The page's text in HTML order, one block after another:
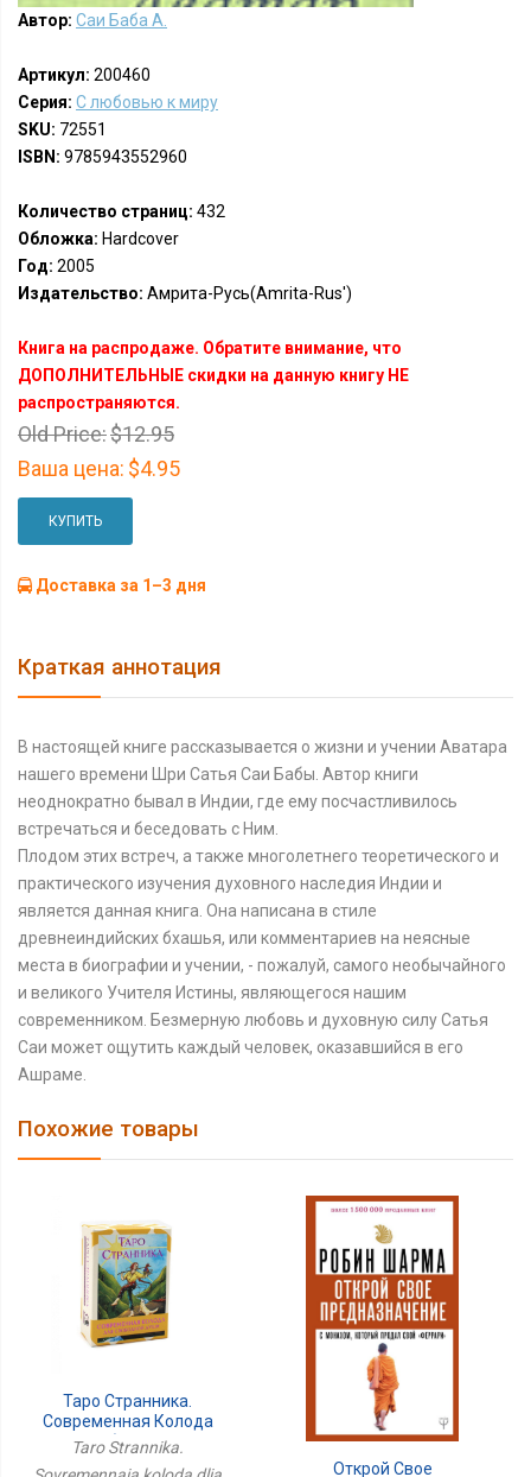
Автор: Саи Баба А.
Артикул: 200460
Серия: С любовью к миру
SKU: 72551
ISBN: 9785943552960
Количество страниц: 432
Обложка: Hardcover
Год: 2005
Издательство: Амрита-Русь(Amrita-Rus')
Книга на распродаже. Обратите внимание, что
ДОПОЛНИТЕЛЬНЫЕ скидки на данную книгу НЕ
распространяются.
Old Price:$12.95
Ваша цена: $4.95
КУПИТЬ
Доставка за 1–3 дня
Краткая аннотация
В настоящей книге рассказывается о жизни и учении Аватара
нашего времени Шри Сатья Саи Бабы. Автор книги
неоднократно бывал в Индии, где ему посчастливилось
встречаться и беседовать c Ним.
Плодом этих встреч, а также многолетнего теоретического и
практического изучения духовного наследия Индии и
является данная книга. Она написана в стиле
древнеиндийских бхашья, или комментариев на неясные
места в биографии и учении, - пожалуй, самого необычайного
и великого Учителя Истины, являющегося нашим
современником. Безмерную любовь и духовную силу Сатья
Саи может ощутить каждый человек, оказавшийся в его
Ашраме.
Похожие товары
Таро Странника.
Современная Колода
Для Свободной Души
Taro Strannika.
Открой Свое